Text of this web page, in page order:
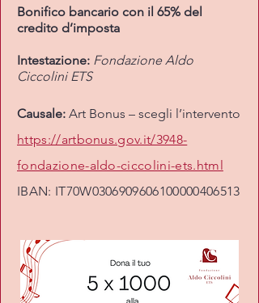
Bonifico bancario con il 65% del
credito d’imposta
Intestazione: Fondazione Aldo
Ciccolini ETS
Causale: Art Bonus – scegli l’intervento
https://artbonus.gov.it/3948-
fondazione-aldo-ciccolini-ets.html
IBAN: IT70W0306909606100000406513